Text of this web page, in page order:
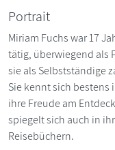
Portrait
Miriam Fuchs war 17
tätig, überwiegend als
sie als Selbstständige
Sie kennt sich bestens
ihre Freude am
spiegelt sich auch in
Reisebüchern.